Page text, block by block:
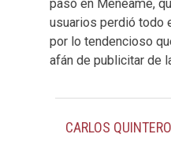
pasó en Meneame,
usuarios perdió todo
por lo tendencioso
afán de publicitar de
CARLOS QUINTERO